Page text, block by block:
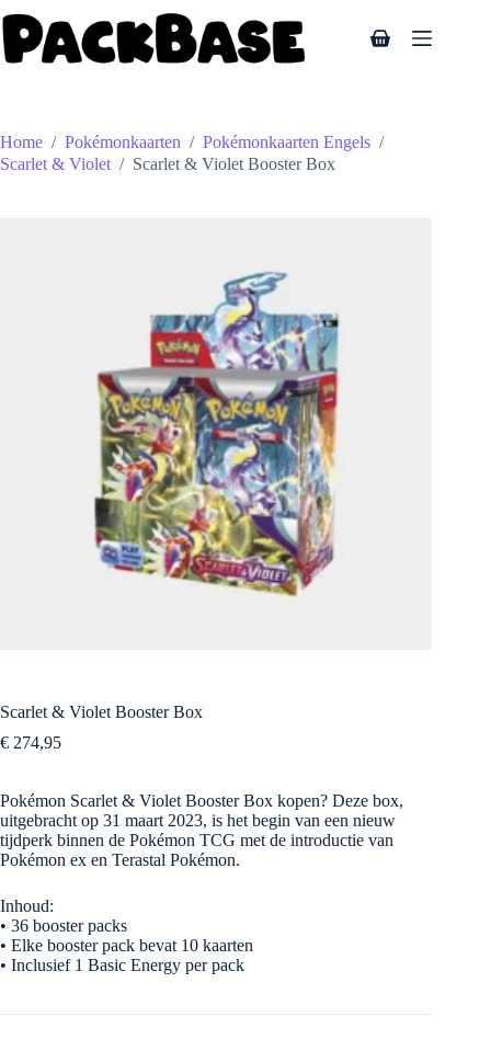
naar
de
inhoud
Winkelwagen
Home / Pokémonkaarten / Pokémonkaarten Engels /
Scarlet & Violet / Scarlet & Violet Booster Box
Scarlet & Violet Booster Box
€ 274,95
Pokémon Scarlet & Violet Booster Box kopen? Deze box,
uitgebracht op 31 maart 2023, is het begin van een nieuw
tijdperk binnen de Pokémon TCG met de introductie van
Pokémon ex en Terastal Pokémon.
Inhoud:
• 36 booster packs
• Elke booster pack bevat 10 kaarten
• Inclusief 1 Basic Energy per pack